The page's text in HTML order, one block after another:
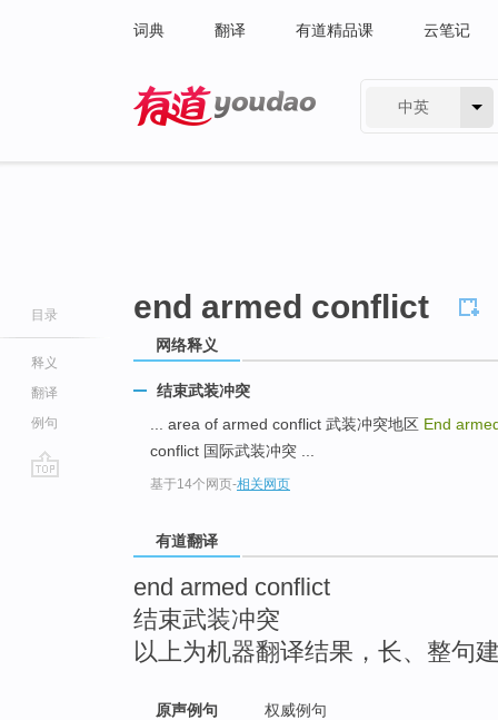
词典 翻译 有道精品课 云笔记
中英
目录
释义
翻译
例句
end armed conflict
网络释义
结束武装冲突
... area of armed conflict 武装冲突地区 End
conflict 国际武装冲突 ...
基于14个网页-相关网页
有道翻译
end armed conflict
结束武装冲突
以上为机器翻译结果，长、整句
原声例句 权威例句